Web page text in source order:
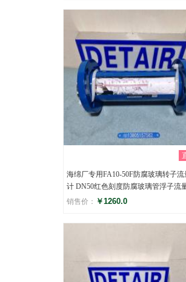
评分
海绵厂专用FA10-50F防腐玻璃转子流
计 DN50红色刻度防腐玻璃管浮子流
销售价： ￥1260.0
评分